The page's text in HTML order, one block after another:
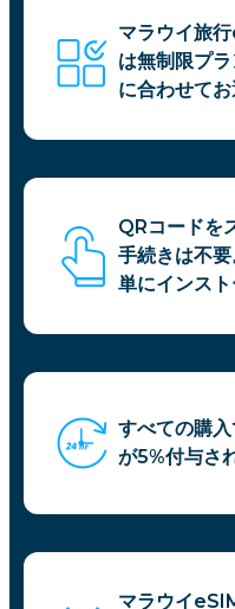
マラウイ旅
は無制限プ
に合わせてお
QRコードを
手続きは不
単にインスト
すべての購
が5%付与さ
マラウイ